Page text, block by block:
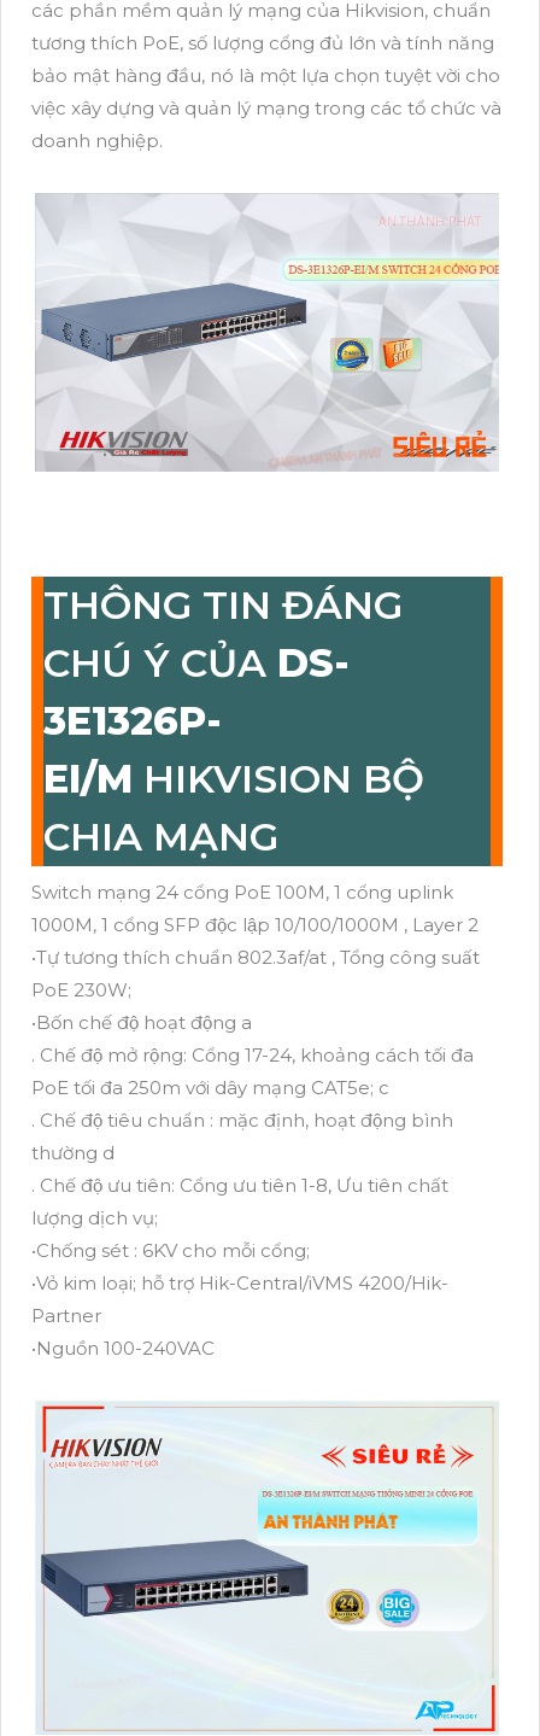
các phần mềm quản lý mạng của Hikvision, chuẩn
tương thích PoE, số lượng cổng đủ lớn và tính năng
bảo mật hàng đầu, nó là một lựa chọn tuyệt vời cho
việc xây dựng và quản lý mạng trong các tổ chức và
doanh nghiệp.
THÔNG TIN ĐÁNG
CHÚ Ý CỦA DS-
3E1326P-
EI/M HIKVISION BỘ
CHIA MẠNG
Switch mạng 24 cổng PoE 100M, 1 cổng uplink
1000M, 1 cổng SFP độc lập 10/100/1000M , Layer 2
•Tự tương thích chuẩn 802.3af/at , Tổng công suất
PoE 230W;
•Bốn chế độ hoạt động a
. Chế độ mở rộng: Cổng 17-24, khoảng cách tối đa
PoE tối đa 250m với dây mạng CAT5e; c
. Chế độ tiêu chuẩn : mặc định, hoạt động bình
thường d
. Chế độ ưu tiên: Cổng ưu tiên 1-8, Ưu tiên chất
lượng dịch vụ;
•Chống sét : 6KV cho mỗi cổng;
•Vỏ kim loại; hỗ trợ Hik-Central/iVMS 4200/Hik-
Partner
•Nguồn 100-240VAC